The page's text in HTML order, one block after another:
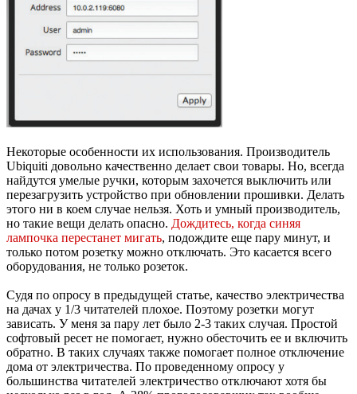
Некоторые особенности их использования. Производитель
Ubiquiti довольно качественно делает свои товары. Но, всегда
найдутся умелые ручки, которым захочется выключить или
перезагрузить устройство при обновлении прошивки. Делать
этого ни в коем случае нельзя. Хоть и умный производитель,
но такие вещи делать опасно. Дождитесь, когда синяя
лампочка перестанет мигать, подождите еще пару минут, и
только потом розетку можно отключать. Это касается всего
оборудования, не только розеток.
Судя по опросу в предыдущей статье, качество электричества
на дачах у 1/3 читателей плохое. Поэтому розетки могут
зависать. У меня за пару лет было 2-3 таких случая. Простой
софтовый ресет не помогает, нужно обесточить ее и включить
обратно. В таких случаях также помогает полное отключение
дома от электричества. По проведенному опросу у
большинства читателей электричество отключают хотя бы